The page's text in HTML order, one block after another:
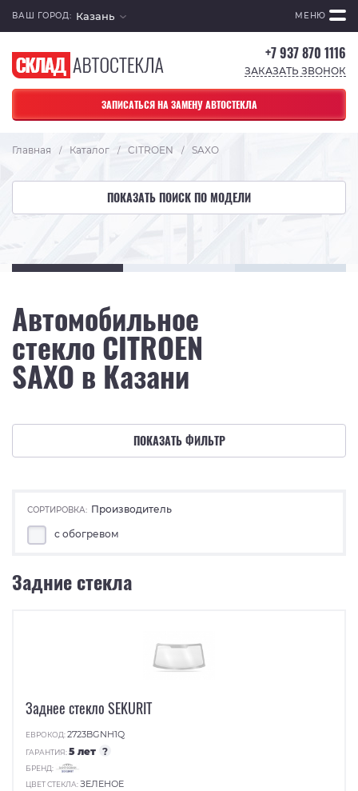
ВАШ ГОРОД: Казань МЕНЮ
+7 937 870 1116
ЗАКАЗАТЬ ЗВОНОК
ЗАПИСАТЬСЯ НА ЗАМЕНУ АВТОСТЕКЛА
Главная / Каталог / CITROEN / SAXO
ПОКАЗАТЬ ПОИСК ПО МОДЕЛИ
Автомобильное
стекло CITROEN
SAXO в Казани
ПОКАЗАТЬ ФИЛЬТР
СОРТИРОВКА: Производитель
с обогревом
Задние стекла
Заднее стекло SEKURIT
ЕВРОКОД:2723BGNH1Q
ГАРАНТИЯ:5 лет ?
БРЕНД:
ЦВЕТ СТЕКЛА:ЗЕЛЕНОЕ